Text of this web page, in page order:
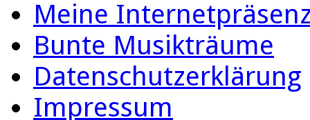
Meine
Bunte Musikträume
Datenschutzerklärung
Impressum